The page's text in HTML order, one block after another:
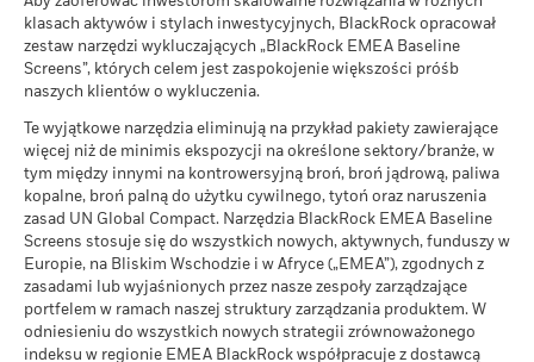
zwroty, które różnią się od wyników WAN.
Jeśli inwestycji dokonano w walucie innej niż ta, której użyto
do obliczenia poprzednich wyników, zwrot z inwestycji może w
wyniku wahań kursu wzrosnąć lub zmaleć.
Powyższa tabela podsumowuje dane pożyczek dostępne dla
funduszu.
Informacje znajdujące się w tabeli Podsumowanie pożyczki
nie będą wyświetlane w przypadku funduszy, które
uczestniczyły w pożyczaniu papierów wartościowych przez
okres krótszy niż 12 miesięcy. Przedstawione dane liczbowe
dotyczą wyników osiągniętych w przeszłości. Wyniki
osiągnięte w przeszłości nie są wiarygodnym wskaźnikiem
wyników bieżących lub przyszłych.
Polityka BlackRock zakłada ujawnianie informacji o wynikach
w interwałach kwartalnych z jednomiesięcznym opóźnieniem.
Oznacza to, że zyski uzyskane od 01/01/2019 do
31/12/2019 mogą zostać przekazane do informacji
publicznej od 01/02/2020.
Średni zwrot w każdym roku
Korzystny
Jaki zwrot możesz otrzymać po odliczeniu
Średni zwrot w każdym roku
możesz odzyskać w ekstremalnych warunkach rynkowych.
Rating ESG Funduszu MSCI
(AAA-CCC)
na dzień 17-lip-2026
Ocena jakości ESG MSCI (0-
na dzień 17-lip-2026
Globalna klasyfikacja Lipper
Funduszu
na dzień 17-lip-2026
Equity US
Średnia ważona intensywność
emisji dwutlenku węgla MSCI
(tony CO2E/SPRZEDAŻ
W MLN. $)
na dzień 17-lip-2026
65,58
globalnego wpływu ONZ
na dzień 07-sie-2026
MSCI – Węgiel energetyczny 0,00%
MSCI – Piaski roponośne
na dzień 07-sie-2026
0,00%
Pokrycie powiązań
biznesowych
na dzień 07-sie-2026
99,07%
Procent Funduszu nie
0,93%
Zobacz wszystkie dokumenty
klasach aktywów i stylach inwestycyjnych, BlackRock opracował
zestaw narzędzi wykluczających „BlackRock EMEA Baseline
Screens”, których celem jest zaspokojenie większości próśb
naszych klientów o wykluczenia.
Te wyjątkowe narzędzia eliminują na przykład pakiety zawierające
więcej niż de minimis ekspozycji na określone sektory/branże, w
tym między innymi na kontrowersyjną broń, broń jądrową, paliwa
kopalne, broń palną do użytku cywilnego, tytoń oraz naruszenia
zasad UN Global Compact. Narzędzia BlackRock EMEA Baseline
Screens stosuje się do wszystkich nowych, aktywnych, funduszy w
Europie, na Bliskim Wschodzie i w Afryce („EMEA”), zgodnych z
zasadami lub wyjaśnionych przez nasze zespoły zarządzające
portfelem w ramach naszej struktury zarządzania produktem. W
odniesieniu do wszystkich nowych strategii zrównoważonego
indeksu w regionie EMEA BlackRock współpracuje z dostawcą